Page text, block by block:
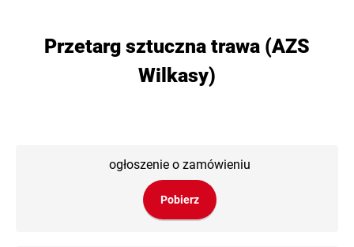
Przetarg sztuczna trawa (AZS
Wilkasy)
ogłoszenie o zamówieniu
Pobierz